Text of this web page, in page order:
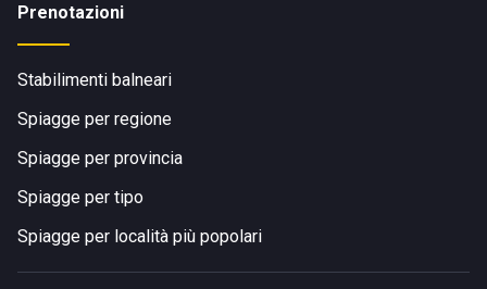
Prenotazioni
Stabilimenti balneari
Spiagge per regione
Spiagge per provincia
Spiagge per tipo
Spiagge per località più popolari